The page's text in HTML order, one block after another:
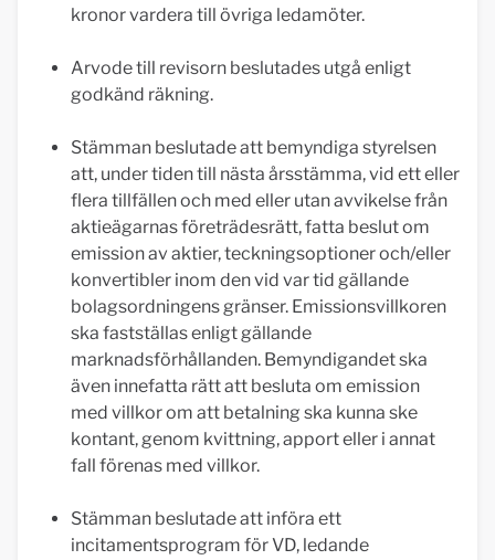
kronor vardera till övriga ledamöter.
Arvode till revisorn beslutades utgå enligt
godkänd räkning.
Stämman beslutade att bemyndiga styrelsen
att, under tiden till nästa årsstämma, vid ett eller
flera tillfällen och med eller utan avvikelse från
aktieägarnas företrädesrätt, fatta beslut om
emission av aktier, teckningsoptioner och/eller
konvertibler inom den vid var tid gällande
bolagsordningens gränser. Emissionsvillkoren
ska fastställas enligt gällande
marknadsförhållanden. Bemyndigandet ska
även innefatta rätt att besluta om emission
med villkor om att betalning ska kunna ske
kontant, genom kvittning, apport eller i annat
fall förenas med villkor.
Stämman beslutade att införa ett
incitamentsprogram för VD, ledande